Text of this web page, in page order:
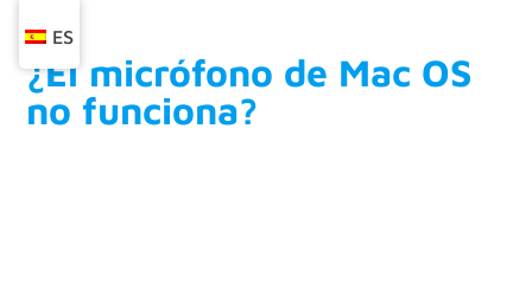
¿El micrófono de Mac OS
no funciona?
ES